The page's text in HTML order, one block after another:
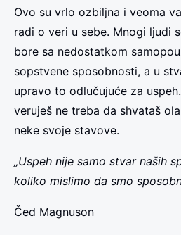
Ovo su vrlo ozbiljna i veoma
radi o veri u sebe. Mnogi ljudi
bore sa nedostatkom
sopstvene sposobnosti, a u
upravo to odlučujuće za
veruješ ne treba da shvataš
neke svoje stavove.
„Uspeh nije samo stvar naših
koliko mislimo da smo
Čed Magnuson